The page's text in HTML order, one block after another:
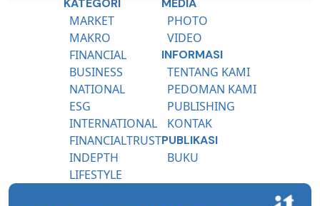
KATEGORI
MARKET
MAKRO
FINANCIAL
BUSINESS
NATIONAL
ESG
INTERNATIONAL
FINANCIALTRUST
INDEPTH
LIFESTYLE
MEDIA
PHOTO
VIDEO
INFORMASI
TENTANG KAMI
PEDOMAN KAMI
PUBLISHING
KONTAK
PUBLIKASI
BUKU